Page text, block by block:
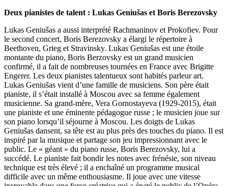
Deux pianistes de talent : Lukas Geniušas et Boris Berezovsky
Lukas Geniušas a aussi interprété Rachmaninov et Prokofiev. Pour
le second concert, Boris Berezovsky a élargi le répertoire à
Beethoven, Grieg et Stravinsky. Lukas Geniušas est une étoile
montante du piano, Boris Berzovsky est un grand musicien
confirmé, il a fait de nombreuses tournées en France avec Brigitte
Engerer. Les deux pianistes talentueux sont habités parleur art.
Lukas Geniušas vient d’une famille de musiciens. Son père était
pianiste, il s’était installé à Moscou avec sa femme également
musicienne. Sa grand-mère, Vera Gornostayeva (1929-2015), était
une pianiste et une éminente pédagogue russe ; le musicien joue sur
son piano lorsqu’il séjourne à Moscou. Les doigts de Lukas
Geniušas dansent, sa tête est au plus près des touches du piano. Il est
inspiré par la musique et partage son jeu impressionnant avec le
public. Le « géant » du piano russe, Boris Berezovsky, lui a
succédé. Le pianiste fait bondir les notes avec frénésie, son niveau
technique est très élevé ; il a enchaîné un programme musical
difficile avec un même enthousiasme. Il joue avec une vitesse